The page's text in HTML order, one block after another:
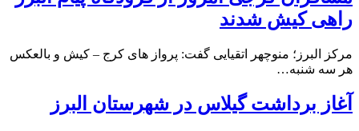
راهی کیش شدند
مرکز البرز؛ منوچهر اتقیایی گفت: پرواز های کرج – کیش و بالعکس
هر سه شنبه…
آغاز برداشت گیلاس در شهرستان البرز